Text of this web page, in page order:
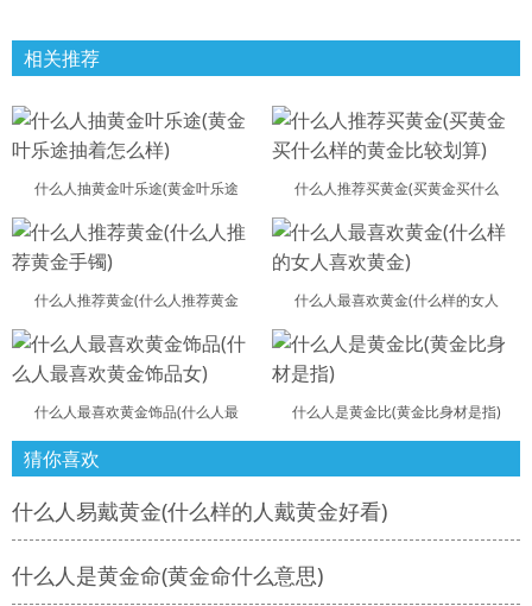
相关推荐
什么人抽黄金叶乐途(黄金叶乐途 什么人推荐买黄金(买黄金买什么
什么人推荐黄金(什么人推荐黄金 什么人最喜欢黄金(什么样的女人
什么人最喜欢黄金饰品(什么人最 什么人是黄金比(黄金比身材是指)
猜你喜欢
什么人易戴黄金(什么样的人戴黄金好看)
什么人是黄金命(黄金命什么意思)